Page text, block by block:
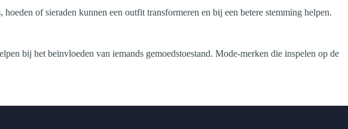
of sieraden kunnen een outfit transformeren en bij een betere stemming helpen.
bij het beïnvloeden van iemands gemoedstoestand. Mode-merken die inspelen op de